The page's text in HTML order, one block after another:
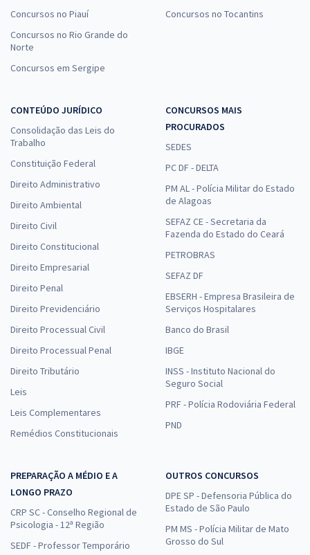
Concursos no Piauí
Concursos no Rio Grande do
Norte
Concursos em Sergipe
Concursos no Tocantins
CONTEÚDO JURÍDICO
Consolidação das Leis do
Trabalho
Constituição Federal
Direito Administrativo
Direito Ambiental
Direito Civil
Direito Constitucional
Direito Empresarial
Direito Penal
Direito Previdenciário
Direito Processual Civil
Direito Processual Penal
Direito Tributário
Leis
Leis Complementares
Remédios Constitucionais
CONCURSOS MAIS
PROCURADOS
SEDES
PC DF - DELTA
PM AL - Polícia Militar do Estado
de Alagoas
SEFAZ CE - Secretaria da
Fazenda do Estado do Ceará
PETROBRAS
SEFAZ DF
EBSERH - Empresa Brasileira de
Serviços Hospitalares
Banco do Brasil
IBGE
INSS - Instituto Nacional do
Seguro Social
PRF - Polícia Rodoviária Federal
PND
PREPARAÇÃO A MÉDIO E A
LONGO PRAZO
CRP SC - Conselho Regional de
Psicologia - 12ª Região
SEDF - Professor Temporário
OUTROS CONCURSOS
DPE SP - Defensoria Pública do
Estado de São Paulo
PM MS - Polícia Militar de Mato
Grosso do Sul